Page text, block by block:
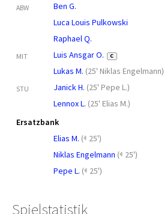
ABW
Ben G.
Luca Louis Pulkowski
Raphael Q.
MIT Luis Ansgar O. C
Lukas M. (25' Niklas Engelmann)
STU Janick H. (25' Pepe L.)
Lennox L. (25' Elias M.)
Ersatzbank
Elias M. ( 25')
Niklas Engelmann ( 25')
Pepe L. ( 25')
Spielstatistik